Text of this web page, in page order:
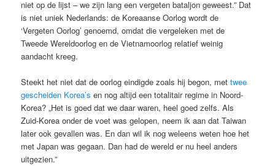
niet op de lijst – we zijn lang een vergeten bataljon geweest.” Dat
is niet uniek Nederlands: de Koreaanse Oorlog wordt de
‘Vergeten Oorlog’ genoemd, omdat die vergeleken met de
Tweede Wereldoorlog en de Vietnamoorlog relatief weinig
aandacht kreeg.
Steekt het niet dat de oorlog eindigde zoals hij begon, mettwee
gescheiden Korea’s en nog altijd een totalitair regime in Noord-
Korea? „Het is goed dat we daar waren, heel goed zelfs. Als
Zuid-Korea onder de voet was gelopen, neem ik aan dat Taiwan
later ook gevallen was. En dan wil ik nog weleens weten hoe het
met Japan was gegaan. Dan had de wereld er nu heel anders
uitgezien.”